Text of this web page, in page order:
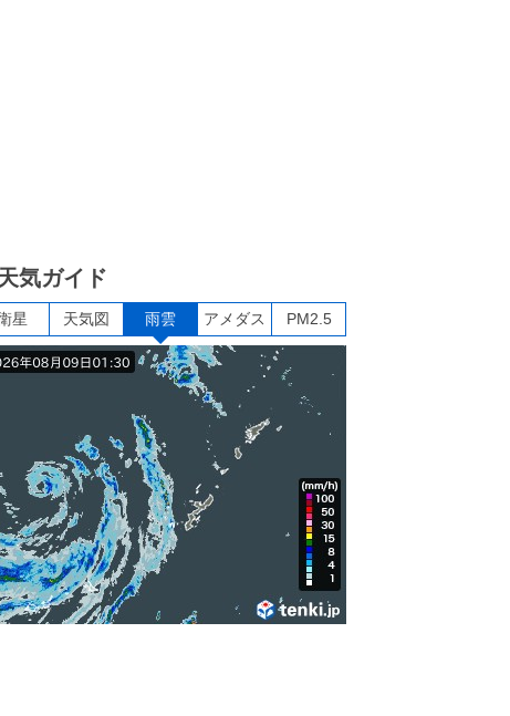
気ガイド
星 天気図 雨雲 アメダス PM2.5